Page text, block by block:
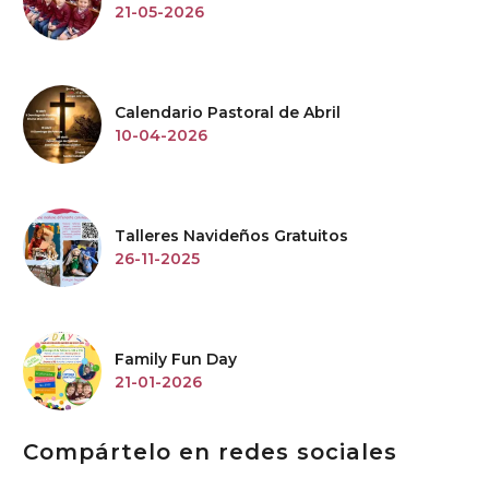
21-05-2026
Calendario Pastoral de Abril
10-04-2026
Talleres Navideños Gratuitos
26-11-2025
Family Fun Day
21-01-2026
Compártelo en redes sociales